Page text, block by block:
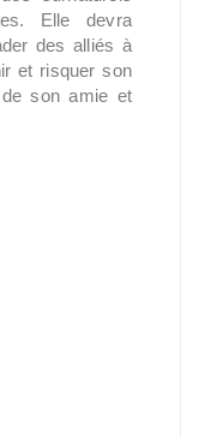
Elle devra
des alliés à
et risquer son
son amie et